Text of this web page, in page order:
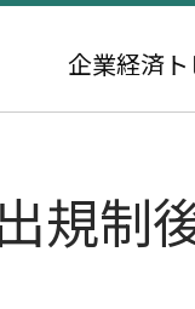
企業経済
規制